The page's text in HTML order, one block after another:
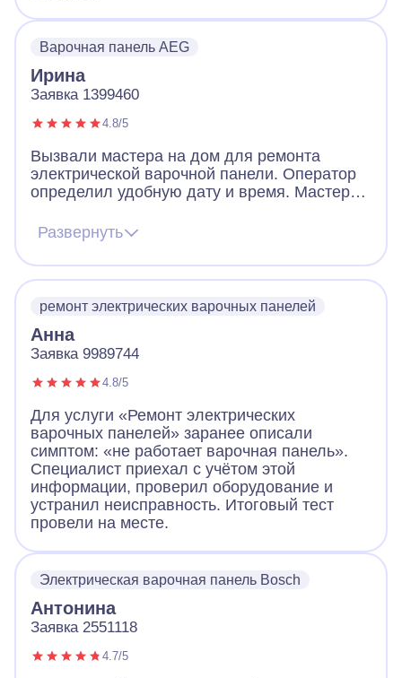
Варочная панель AEG
Ирина
Заявка 1399460
4.8/5
Вызвали мастера на дом для ремонта
электрической варочной панели. Оператор
определил удобную дату и время. Мастер
предупредил звонком, что скоро будет на
месте. По приходу надел сменную обувь,
что очень обрадовало! Посмотрел панель,
объяснил в чем дело. За короткое время
устранил неполадки, заменив детали.
Работа понравилась!
Развернуть
ремонт электрических варочных панелей
Анна
Заявка 9989744
4.8/5
Для услуги «Ремонт электрических
варочных панелей» заранее описали
симптом: «не работает варочная панель».
Специалист приехал с учётом этой
информации, проверил оборудование и
устранил неисправность. Итоговый тест
провели на месте.
Электрическая варочная панель Bosch
Антонина
Заявка 2551118
4.7/5